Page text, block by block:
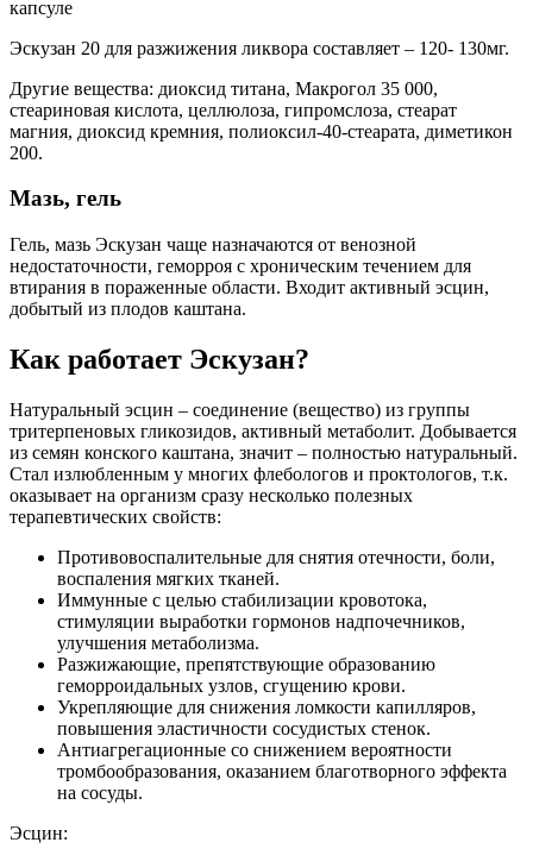
капсуле
Эскузан 20 для разжижения ликвора составляет – 120- 130мг.
Другие вещества: диоксид титана, Макрогол 35 000,
стеариновая кислота, целлюлоза, гипромслоза, стеарат
магния, диоксид кремния, полиоксил-40-стеарата, диметикон
200.
Мазь, гель
Гель, мазь Эскузан чаще назначаются от венозной
недостаточности, геморроя с хроническим течением для
втирания в пораженные области. Входит активный эсцин,
добытый из плодов каштана.
Как работает Эскузан?
Натуральный эсцин – соединение (вещество) из группы
тритерпеновых гликозидов, активный метаболит. Добывается
из семян конского каштана, значит – полностью натуральный.
Стал излюбленным у многих флебологов и проктологов, т.к.
оказывает на организм сразу несколько полезных
терапевтических свойств:
Противовоспалительные для снятия отечности, боли,
воспаления мягких тканей.
Иммунные с целью стабилизации кровотока,
стимуляции выработки гормонов надпочечников,
улучшения метаболизма.
Разжижающие, препятствующие образованию
геморроидальных узлов, сгущению крови.
Укрепляющие для снижения ломкости капилляров,
повышения эластичности сосудистых стенок.
Антиагрегационные со снижением вероятности
тромбообразования, оказанием благотворного эффекта
на сосуды.
Эсцин: